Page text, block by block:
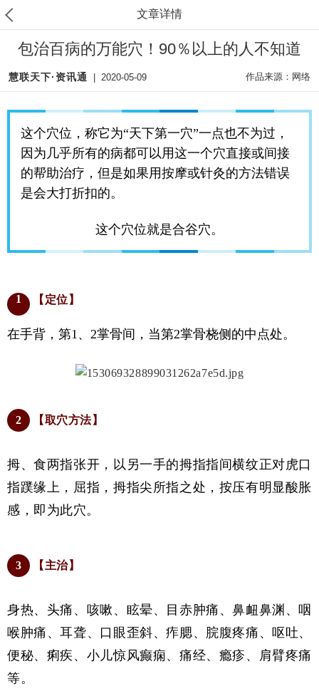
文章详情
包治百病的万能穴！90％以上的人不知道
慧联天下·资讯通 2020-05-09 作品来源：网络
这个穴位，称它为“天下第一穴”一点也不为过，
因为几乎所有的病都可以用这一个穴直接或间接
的帮助治疗，但是如果用按摩或针灸的方法错误
是会大打折扣的。
这个穴位就是合谷穴。
1 【定位】
在手背，第1、2掌骨间，当第2掌骨桡侧的中点处。
2 【取穴方法】
拇、食两指张开，以另一手的拇指指间横纹正对虎口
指蹼缘上，屈指，拇指尖所指之处，按压有明显酸胀
感，即为此穴。
3 【主治】
身热、头痛、咳嗽、眩晕、目赤肿痛、鼻衄鼻渊、咽
喉肿痛、耳聋、口眼歪斜、痄腮、脘腹疼痛、呕吐、
便秘、痢疾、小儿惊风癫痫、痛经、瘾疹、肩臂疼痛
等。